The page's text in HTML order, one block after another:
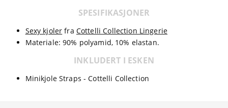
SPESIFIKASJONER
Sexy kjoler fra Cottelli Collection Lingerie
Materiale: 90% polyamid, 10% elastan.
INKLUDERT I ESKEN
Minikjole Straps - Cottelli Collection